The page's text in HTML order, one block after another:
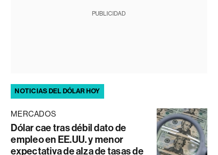
PUBLICIDAD
NOTICIAS DEL DÓLAR HOY
MERCADOS
Dólar cae tras débil dato de
empleo en EE.UU. y menor
expectativa de alza de tasas de